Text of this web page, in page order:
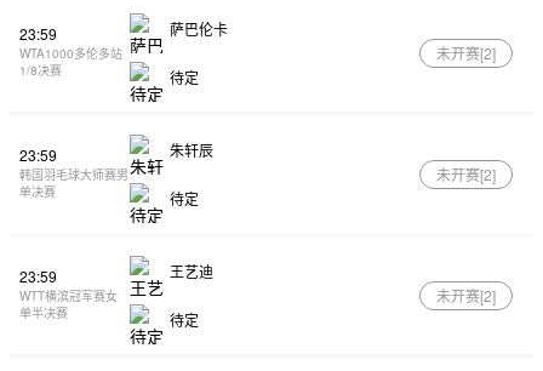
23:59
WTA1000多伦多站
1/8决赛
萨巴伦卡
待定
未开赛[2]
23:59
韩国羽毛球大师赛男
单决赛
朱轩辰
待定
未开赛[2]
23:59
WTT横滨冠军赛女
单半决赛
王艺迪
待定
未开赛[2]